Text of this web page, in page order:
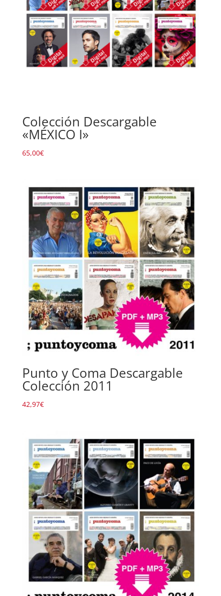
Colección Descargable
«MÉXICO I»
65,00€
Punto y Coma Descargable
Colección 2011
42,97€